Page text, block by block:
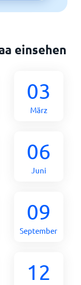
einsehen
03
März
06
Juni
09
September
12